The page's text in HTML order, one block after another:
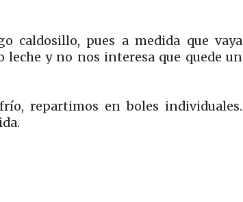
caldosillo, pues a medida que vaya
leche y no nos interesa que quede un
repartimos en boles individuales.